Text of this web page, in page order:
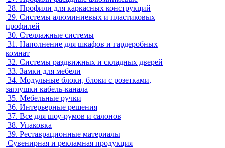
28. Профили для каркасных конструкций
29. Системы алюминиевых и пластиковых
профилей
30. Стеллажные системы
31. Наполнение для шкафов и гардеробных
комнат
32. Системы раздвижных и складных дверей
33. Замки для мебели
34. Модульные блоки, блоки с розетками,
заглушки кабель-канала
35. Мебельные ручки
36. Интерьерные решения
37. Все для шоу-румов и салонов
38. Упаковка
39. Реставрационные материалы
Сувенирная и рекламная продукция